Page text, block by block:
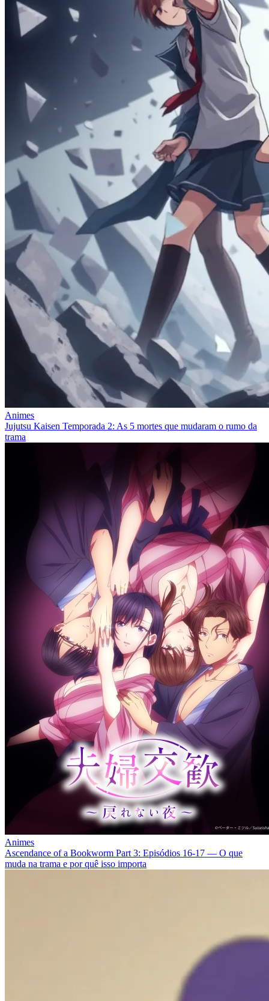
Animes
Jujutsu Kaisen Temporada 2: As 5 mortes que mudaram o rumo da
trama
Animes
Ascendance of a Bookworm Part 3: Episódios 16‑17 — O que
muda na trama e por quê isso importa